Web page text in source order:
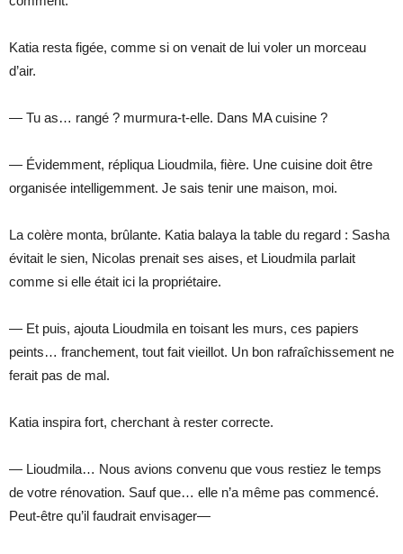
Katia resta figée, comme si on venait de lui voler un morceau
d’air.
— Tu as… rangé ? murmura-t-elle. Dans MA cuisine ?
— Évidemment, répliqua Lioudmila, fière. Une cuisine doit être
organisée intelligemment. Je sais tenir une maison, moi.
La colère monta, brûlante. Katia balaya la table du regard : Sasha
évitait le sien, Nicolas prenait ses aises, et Lioudmila parlait
comme si elle était ici la propriétaire.
— Et puis, ajouta Lioudmila en toisant les murs, ces papiers
peints… franchement, tout fait vieillot. Un bon rafraîchissement ne
ferait pas de mal.
Katia inspira fort, cherchant à rester correcte.
— Lioudmila… Nous avions convenu que vous restiez le temps
de votre rénovation. Sauf que… elle n’a même pas commencé.
Peut-être qu’il faudrait envisager—